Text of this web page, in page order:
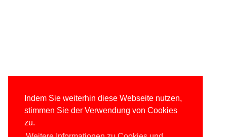
Indem Sie weiterhin diese Webseite nutzen,
stimmen Sie der Verwendung von Cookies
zu.